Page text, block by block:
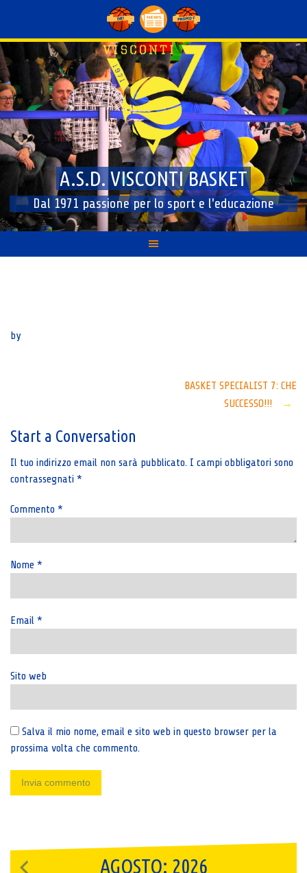
content
A.S.D. VISCONTI BASKET
Dal 1971 passione per lo sport e l'educazione
by
BASKET SPECIALIST 7: CHE
SUCCESSO!!!
→
Start a Conversation
Il tuo indirizzo email non sarà pubblicato. I campi obbligatori sono
contrassegnati *
Commento *
Nome *
Email *
Sito web
Salva il mio nome, email e sito web in questo browser per la
prossima volta che commento.
AGOSTO: 2026